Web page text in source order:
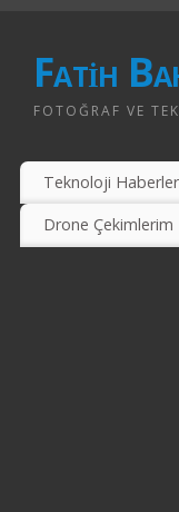
Fatih
FOTOĞRAF VE
Teknoloji
Drone Çekimlerim